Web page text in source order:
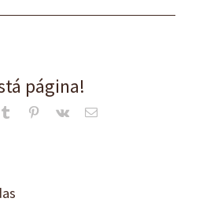
página!
Tumblr Pinterest
Vk
E-